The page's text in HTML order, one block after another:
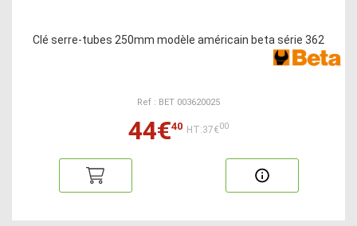
Clé serre-tubes 250mm modèle américain beta série 362
Ref : BET 003620025
44€40 HT:37€00